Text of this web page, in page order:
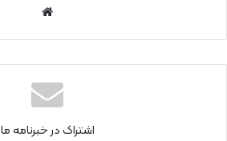
نتی
اشتراک در خبرنامه ما